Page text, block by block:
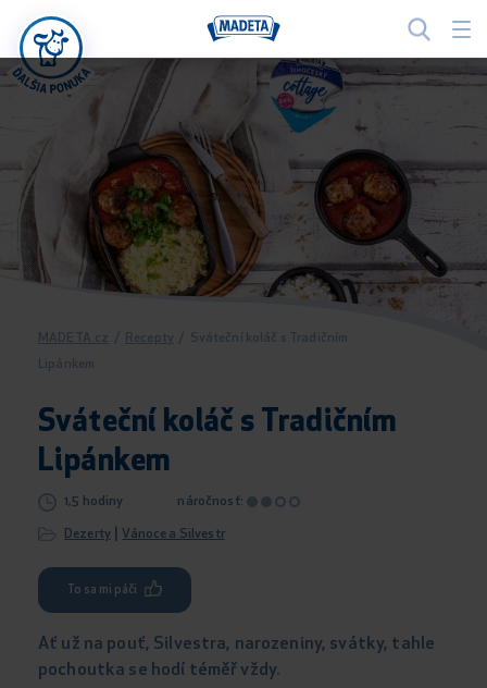
MADETA.cz / Recepty /
Sváteční koláč s Tradičním
Lipánkem
Sváteční koláč s Tradičním
Lipánkem
1,5 hodiny náročnosť:
Dezerty|Vánoce a Silvestr
To sa mi páči
Ať už na pouť, Silvestra, narozeniny, svátky, tahle
pochoutka se hodí téměř vždy.